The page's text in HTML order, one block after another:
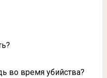
во время убийства?